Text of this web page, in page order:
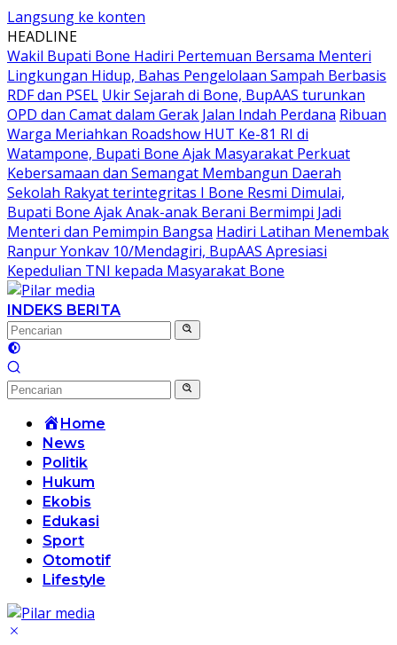
Langsung ke konten
HEADLINE
Wakil Bupati Bone Hadiri Pertemuan Bersama Menteri
Lingkungan Hidup, Bahas Pengelolaan Sampah Berbasis
RDF dan PSEL Ukir Sejarah di Bone, BupAAS turunkan
OPD dan Camat dalam Gerak Jalan Indah Perdana Ribuan
Warga Meriahkan Roadshow HUT Ke-81 RI di
Watampone, Bupati Bone Ajak Masyarakat Perkuat
Kebersamaan dan Semangat Membangun Daerah
Sekolah Rakyat terintegritas I Bone Resmi Dimulai,
Bupati Bone Ajak Anak-anak Berani Bermimpi Jadi
Menteri dan Pemimpin Bangsa Hadiri Latihan Menembak
Ranpur Yonkav 10/Mendagiri, BupAAS Apresiasi
Kepedulian TNI kepada Masyarakat Bone
INDEKS BERITA
Home
News
Politik
Hukum
Ekobis
Edukasi
Sport
Otomotif
Lifestyle